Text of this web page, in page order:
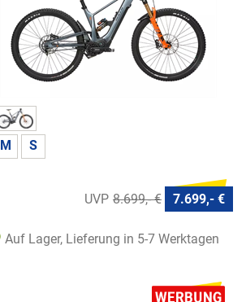
M S
8.699,- € 7.699,- €
Auf Lager, Lieferung in 5-7 Werktagen